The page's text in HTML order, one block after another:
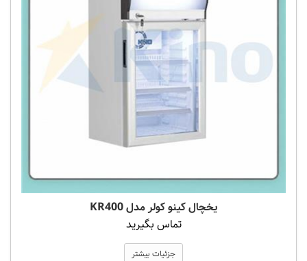
یخچال کینو کولر مدل KR400
تماس بگیرید
جزئیات بیشتر